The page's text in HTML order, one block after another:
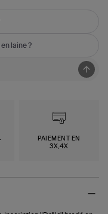
laine ?
PAIEMENT EN
3X,4X